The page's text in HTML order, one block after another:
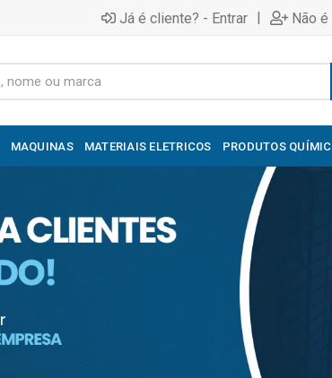
Já é cliente? - Entrar | Não
MAQUINAS MATERIAIS ELETRICOS PRODUTOS